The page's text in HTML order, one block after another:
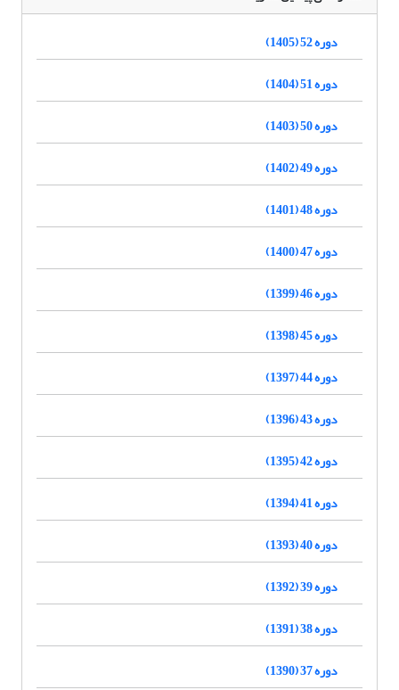
دوره 52 (1405)
دوره 51 (1404)
دوره 50 (1403)
دوره 49 (1402)
دوره 48 (1401)
دوره 47 (1400)
دوره 46 (1399)
دوره 45 (1398)
دوره 44 (1397)
دوره 43 (1396)
دوره 42 (1395)
دوره 41 (1394)
دوره 40 (1393)
دوره 39 (1392)
دوره 38 (1391)
دوره 37 (1390)